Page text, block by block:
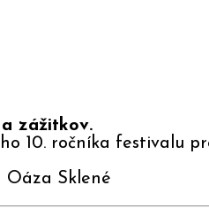
zážitkov.
10. ročníka festivalu
Sklené